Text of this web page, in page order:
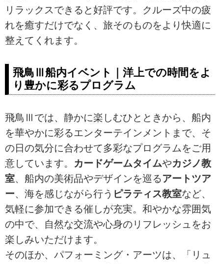
リラックスできると好評です。クルーズ中の疲
れを癒すだけでなく、旅そのものをより快適に
整えてくれます。
飛鳥Ⅲ船内イベント｜洋上での時間をよ
り豊かに彩るプログラム
飛鳥Ⅲでは、静かに楽しむひとときから、船内
を華やかに彩るエンターテインメントまで、そ
の日の気分に合わせて多彩なプログラムをご用
意しています。 カードゲームタイムやカジノ教
室、船内の美術品やデザインを巡るアートツア
ー、海を感じながら行う ピラティス教室など、
気軽に参加できる催しが充実。和やかな雰囲気
の中で、自然な交流や心身のリフレッシュをお
楽しみいただけます。
そのほか、パフォーミング・アーツは、「リュ